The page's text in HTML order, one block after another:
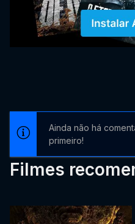
Ainda não há
primeiro!
Filmes